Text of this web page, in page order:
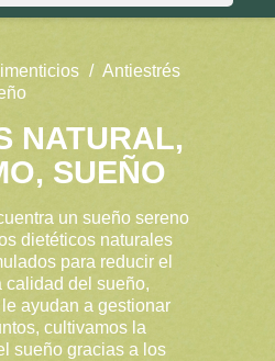
Antiestrés
NATURAL,
SUEÑO
un sueño sereno
dietéticos naturales
para reducir el
calidad del sueño,
ayudan a gestionar
cultivamos la
sueño gracias a los